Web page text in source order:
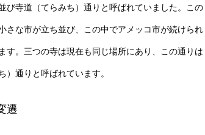
び寺道（てらみち）通りと呼ばれていました。この
さな市が立ち並び、この中でアメッコ市が続けられ
す。三つの寺は現在も同じ場所にあり、この通りは
）通りと呼ばれています。
遷